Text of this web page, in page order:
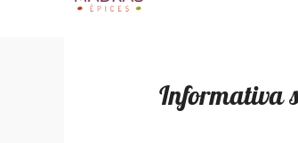
Informativa